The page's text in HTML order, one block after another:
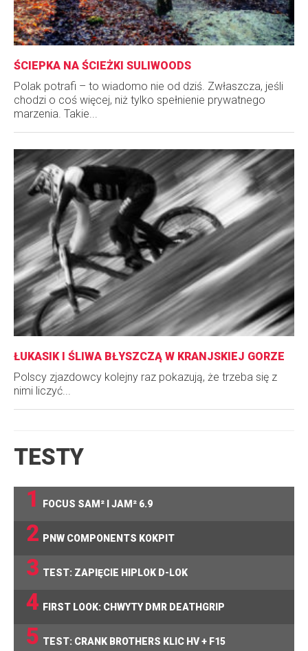
ŚCIEPKA NA ŚCIEŻKI SULIWOODS
Polak potrafi – to wiadomo nie od dziś. Zwłaszcza, jeśli
chodzi o coś więcej, niż tylko spełnienie prywatnego
marzenia. Takie...
ŁUKASIK I ŚLIWA BŁYSZCZĄ W KRANJSKIEJ GORZE
Polscy zjazdowcy kolejny raz pokazują, że trzeba się z
nimi liczyć...
TESTY
1
FOCUS SAM² I JAM² 6.9
2 PNW COMPONENTS KOKPIT
3 TEST: ZAPIĘCIE HIPLOK D-LOK
4 FIRST LOOK: CHWYTY DMR DEATHGRIP
5 TEST: CRANK BROTHERS KLIC HV + F15